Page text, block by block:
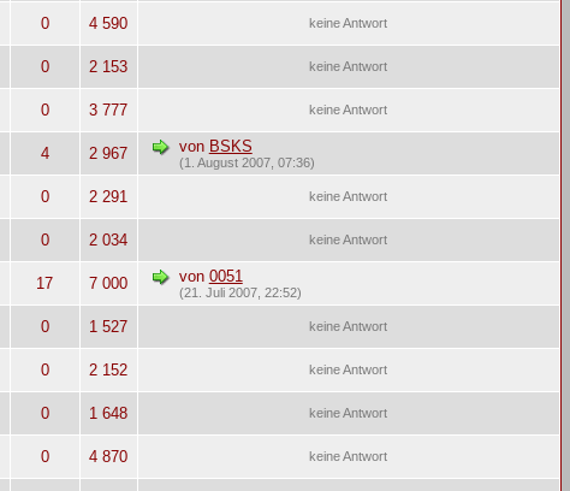
0 4 590 keine Antwort
0 2 153 keine Antwort
0 3 777 keine Antwort
4 2 967 von BSKS
(1. August 2007, 07:36)
0 2 291 keine Antwort
0 2 034 keine Antwort
17 7 000 von 0051
(21. Juli 2007, 22:52)
0 1 527 keine Antwort
0 2 152 keine Antwort
0 1 648 keine Antwort
0 4 870 keine Antwort